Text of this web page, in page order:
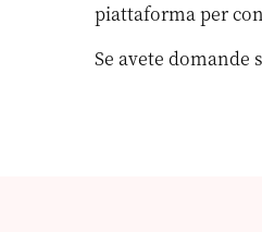
piattaforma per
Se avete